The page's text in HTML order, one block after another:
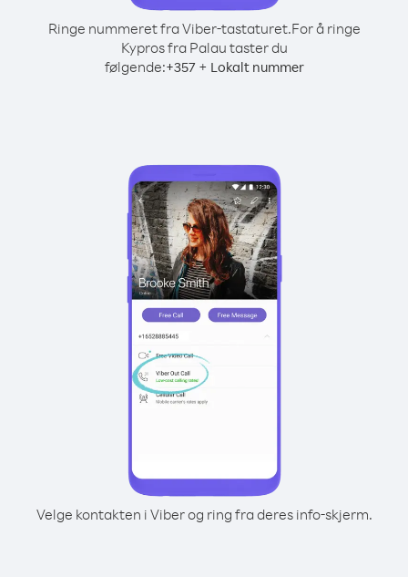
Ringe nummeret fra Viber-tastaturet.For å ringe
Kypros fra Palau taster du
følgende:+357+ Lokalt nummer
Velge kontakten i Viber og ring fra deres info-skjerm.